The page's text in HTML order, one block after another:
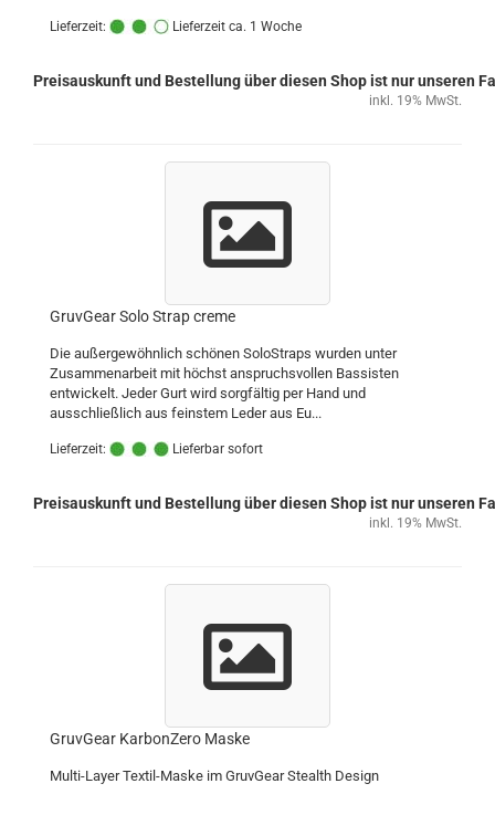
Lieferzeit: Lieferzeit ca. 1 Woche
Preisauskunft und Bestellung über diesen Shop ist nur unseren
inkl. 19% MwSt.
GruvGear Solo Strap creme
Die außergewöhnlich schönen SoloStraps wurden unter
Zusammenarbeit mit höchst anspruchsvollen Bassisten
entwickelt. Jeder Gurt wird sorgfältig per Hand und
ausschließlich aus feinstem Leder aus Eu...
Lieferzeit: Lieferbar sofort
Preisauskunft und Bestellung über diesen Shop ist nur unseren
inkl. 19% MwSt.
GruvGear KarbonZero Maske
Multi-Layer Textil-Maske im GruvGear Stealth Design